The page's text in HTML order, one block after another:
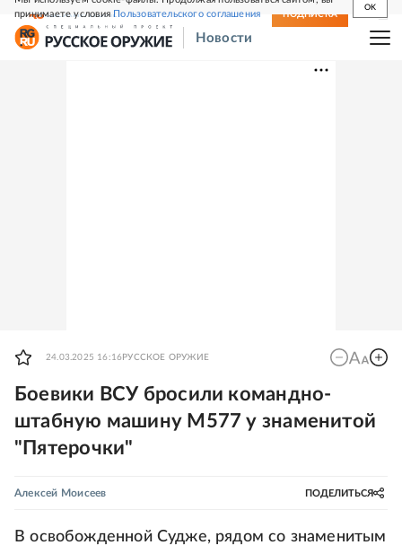
принимаете условияПользовательского соглашения
OK
СВЕЖИЙ НОМЕР ПОДПИСКА
Новости
24.03.2025 16:16 РУССКОЕ ОРУЖИЕ
Боевики ВСУ бросили командно-
штабную машину M577 у знаменитой
"Пятерочки"
Алексей Моисеев ПОДЕЛИТЬСЯ
В освобожденной Судже, рядом со знаменитым